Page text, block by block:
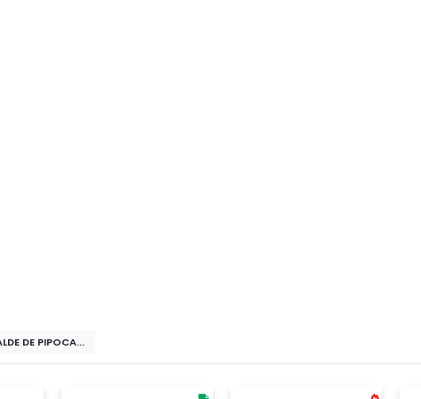
Em Neoprene, Um Material De Alta Qualidade Que Tornará
DE PIPOCA...